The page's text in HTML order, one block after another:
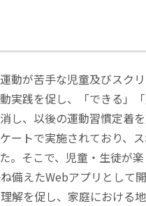
動が苦手な児童及びスク
実践を促し、「できる」
、以後の運動習慣定着を
ートで実施されており、
。そこで、児童・生徒が
備えたWebアプリとして開
解を促し、家庭における